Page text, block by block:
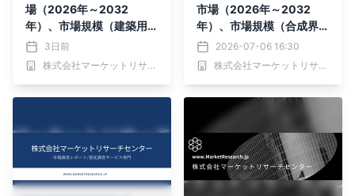
場（2026年～2032
年）、市場規模（建築用塗
料、接着剤・シーラント、
コンクリート混和剤、その
他）・分析レポートを発表
3日前
株式会社マーケットリサーチセンター
市場（2026年～2032
年）、市場規模（合成界面
活性剤、天然由来エアエン
トレーナー、変性ポリマー
エアエントレーナー）・分
2026-07-06 16:30
株式会社マーケットリサーチセンター